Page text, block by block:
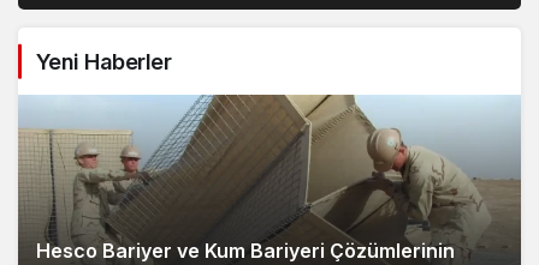
Yeni Haberler
Hesco Bariyer ve Kum Bariyeri Çözümlerinin